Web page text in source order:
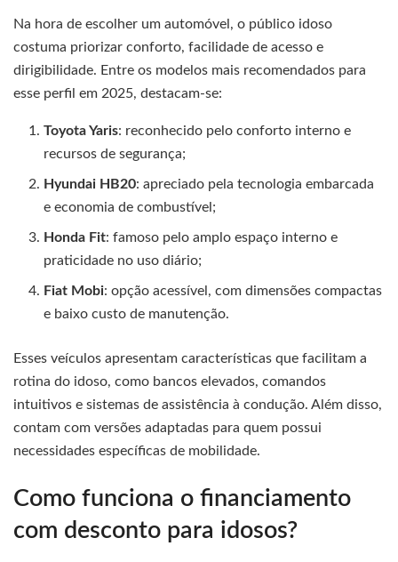
Na hora de escolher um automóvel, o público idoso
costuma priorizar conforto, facilidade de acesso e
dirigibilidade. Entre os modelos mais recomendados para
esse perfil em 2025, destacam-se:
Toyota Yaris: reconhecido pelo conforto interno e
recursos de segurança;
Hyundai HB20: apreciado pela tecnologia embarcada
e economia de combustível;
Honda Fit: famoso pelo amplo espaço interno e
praticidade no uso diário;
Fiat Mobi: opção acessível, com dimensões compactas
e baixo custo de manutenção.
Esses veículos apresentam características que facilitam a
rotina do idoso, como bancos elevados, comandos
intuitivos e sistemas de assistência à condução. Além disso,
contam com versões adaptadas para quem possui
necessidades específicas de mobilidade.
Como funciona o financiamento
com desconto para idosos?